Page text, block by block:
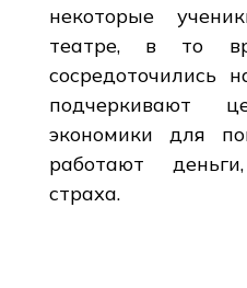
некоторые
театре, в то
сосредоточились
подчеркивают
экономики для
работают
страха.